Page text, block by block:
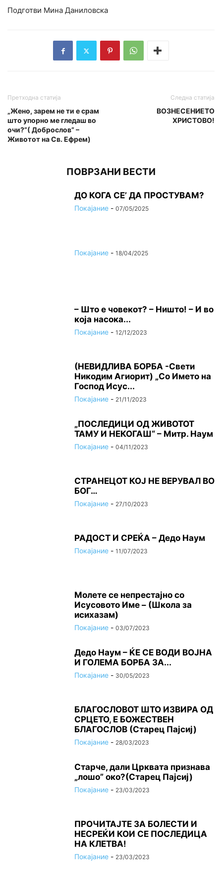
Подготви Мина Даниловска
Претходна статија
„Жено, зарем не ти е срам
што упорно ме гледаш во
очи?”( Доброслов” –
Животот на Св. Ефрем)
Следна статија
ВОЗНЕСЕНИЕТО
ХРИСТОВО!
ПОВРЗАНИ ВЕСТИ
ДО КОГА СЕ’ ДА ПРОСТУВАМ?
Покајание - 07/05/2025
Покајание - 18/04/2025
– Што е човекот? – Ништо! – И во
која насока...
Покајание - 12/12/2023
(НЕВИДЛИВА БОРБА -Свети
Никодим Агиорит) „Со Името на
Господ Исус...
Покајание - 21/11/2023
„ПОСЛЕДИЦИ ОД ЖИВОТОТ
ТАМУ И НЕКОГАШ“ – Митр. Наум
Покајание - 04/11/2023
СТРАНЕЦОТ КОЈ НЕ ВЕРУВАЛ ВО
БОГ…
Покајание - 27/10/2023
РАДОСТ И СРЕЌА – Дедо Наум
Покајание - 11/07/2023
Молете се непрестајно со
Исусовото Име – (Школа за
исихазам)
Покајание - 03/07/2023
Дедо Наум – ЌЕ СЕ ВОДИ ВОЈНА
И ГОЛЕМА БОРБА ЗА...
Покајание - 30/05/2023
БЛАГОСЛОВОТ ШТО ИЗВИРА ОД
СРЦЕТО, Ε БОЖЕСТВЕН
БЛАГОСЛОВ (Старец Пајсиј)
Покајание - 28/03/2023
Старче, дали Црквата признава
„лошо” око?(Старец Пајсиј)
Покајание - 23/03/2023
ПРОЧИТАЈТЕ ЗА БОЛЕСТИ И
НЕСРЕЌИ КОИ СЕ ПОСЛЕДИЦА
НА КЛЕТВА!
Покајание - 23/03/2023